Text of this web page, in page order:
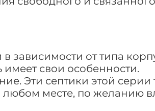
зависимости от типа
свои особенности.
Эти септики этой
месте, по желанию